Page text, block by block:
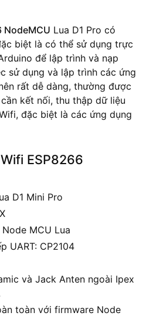
NodeMCU Lua D1 Pro có
biệt là có thể sử dụng trực
để lập trình và nạp
sử dụng và lập trình các ứng
rất dễ dàng, thường được
kết nối, thu thập dữ liệu
đặc biệt là các ứng dụng
ESP8266
D1 Mini Pro
MCU Lua
UART: CP2104
và Jack Anten ngoài Ipex
toàn với firmware Node